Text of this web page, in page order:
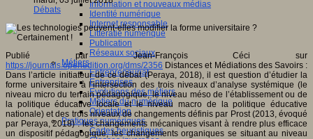
Information et nouveaux médias
Identité numérique
Internet responsable
Littératie numérique
Publication
Réseaux sociaux
Métiers
Entrepreneuriat
Entreprises
Evolutions des métiers
Métiers du numérique
Orientation
Pratiques numériques
Cartes heuristiques
Débats
Publié par Jean-François Céci sur
https://journals.openedition.org/dms/2356 Distances et Médiations des Savoirs :
Dans l’article initiateur de ce débat (Peraya, 2018), il est question d’étudier la
forme universitaire à l’intersection des trois niveaux d’analyse systémique (le
niveau micro du terrain pédagogique, le niveau méso de l’établissement ou de
la politique éducative locale et le niveau macro de la politique éducative
nationale) et des trois niveaux de changements définis par Prost (2013, évoqué
par Peraya, 2018) : les changements mécaniques visant à rendre plus efficace
un dispositif pédagogique, les changements organiques se situant au niveau